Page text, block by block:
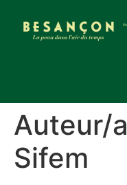
Auteur/
Sifem